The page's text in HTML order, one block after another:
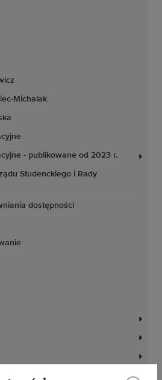
Michalak
- publikowane od 2023 r.
Studenckiego i Rady
dostępności